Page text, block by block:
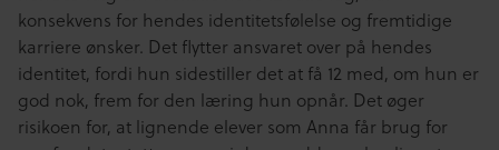
konsekvens for hendes identitetsfølelse og fremtidige
karriere ønsker. Det flytter ansvaret over på hendes
identitet, fordi hun sidestiller det at få 12 med, om hun er
god nok, frem for den læring hun opnår. Det øger
risikoen for, at lignende elever som Anna får brug for